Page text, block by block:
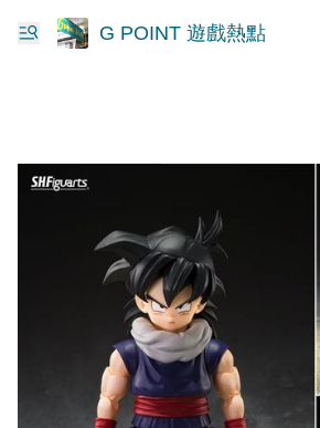
G POINT 遊戲熱點